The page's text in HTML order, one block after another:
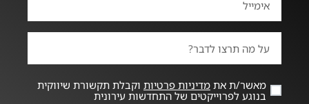
מאשר/ת את מדיניות פרטיות וקבלת תקשורת שיווקית
בנוגע לפרוייקטים של התחדשות עירונית